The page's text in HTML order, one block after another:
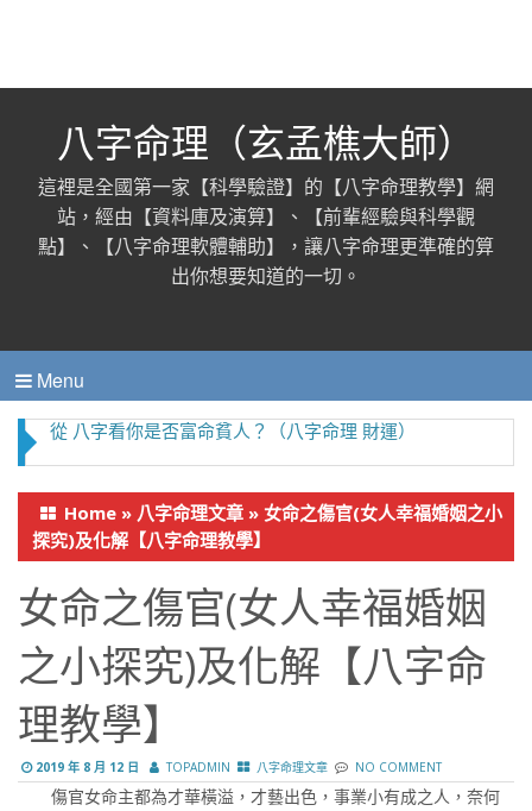
八字命理（玄孟樵大師）
這裡是全國第一家【科學驗證】的【八字命理教學】網
站，經由【資料庫及演算】、【前輩經驗與科學觀
點】、【八字命理軟體輔助】，讓八字命理更準確的算
出你想要知道的一切。
Menu
從命理看「一夜情」發生的八大緣故【八字命理 桃花
Home » 八字命理文章 » 女命之傷官(女人幸福婚姻之小
探究)及化解【八字命理教學】
女命之傷官(女人幸福婚姻
之小探究)及化解【八字命
理教學】
2019 年 8 月 12 日 TOPADMIN 八字命理文章 NO COMMENT
傷官女命主都為才華橫溢，才藝出色，事業小有成之人，奈何